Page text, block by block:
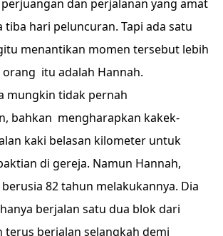
dan perjalanan yang amat
tiba hari peluncuran. Tapi ada satu
menantikan momen tersebut lebih
itu adalah Hannah.
mungkin tidak pernah
bahkan mengharapkan kakek-
kaki belasan kilometer untuk
di gereja. Namun Hannah,
82 tahun melakukannya. Dia
berjalan satu dua blok dari
terus berjalan selangkah demi